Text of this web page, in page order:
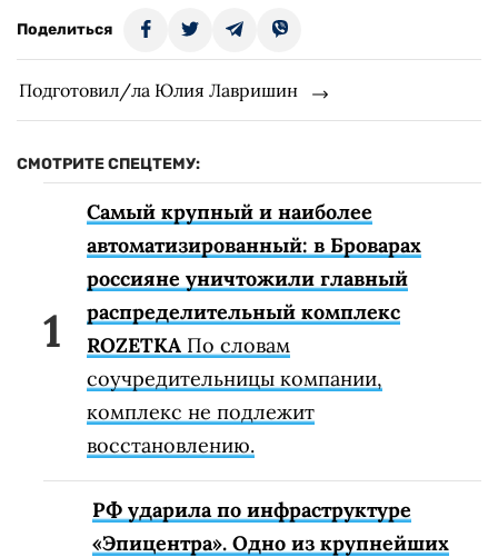
Поделиться
Подготовил/ла Юлия Лавришин
СМОТРИТЕ СПЕЦТЕМУ:
Самый крупный и наиболее
автоматизированный: в Броварах
россияне уничтожили главный
распределительный комплекс
ROZETKA По словам
соучредительницы компании,
комплекс не подлежит
восстановлению.
РФ ударила по инфраструктуре
«Эпицентра». Одно из крупнейших